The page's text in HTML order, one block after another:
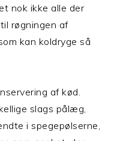
nok ikke alle der
røgningen af
kan koldryge så
af kød.
slags pålæg,
i spegepølserne,